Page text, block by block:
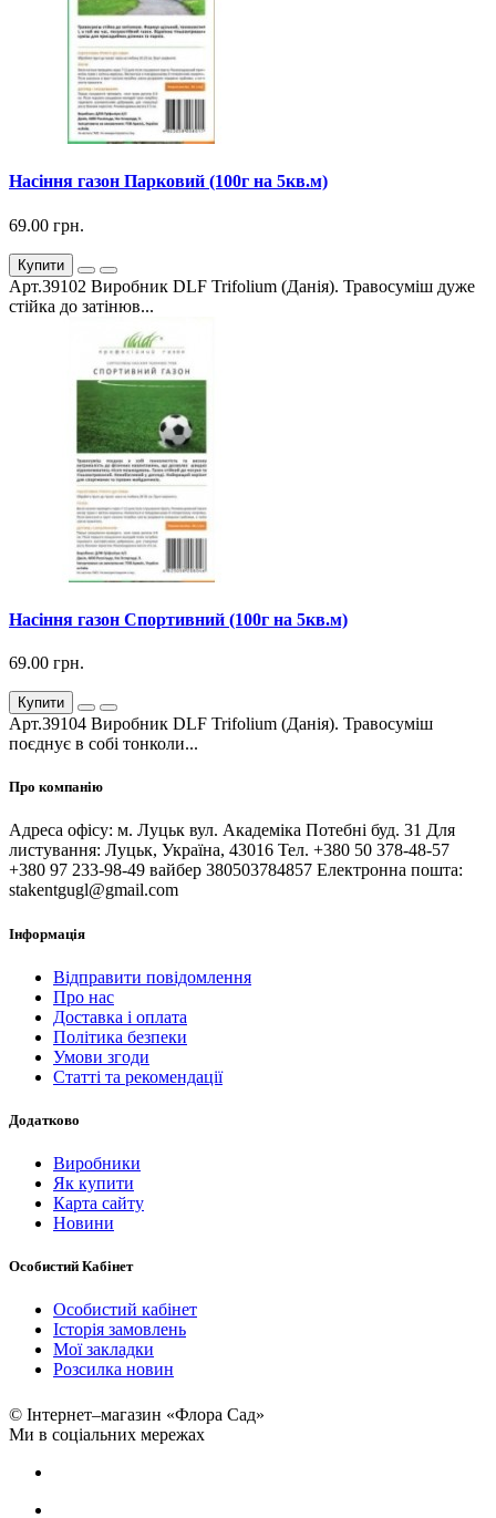
Насіння газон Парковий (100г на 5кв.м)
69.00 грн.
Купити
Арт.39102 Виробник DLF Trifolium (Данія). Травосуміш дуже
стійка до затінюв...
Насіння газон Спортивний (100г на 5кв.м)
69.00 грн.
Купити
Арт.39104 Виробник DLF Trifolium (Данія). Травосуміш
поєднує в собі тонколи...
Про компанію
Адреса офісу: м. Луцьк вул. Академіка Потебні буд. 31 Для
листування: Луцьк, Україна, 43016 Тел. +380 50 378-48-57
+380 97 233-98-49 вайбер 380503784857 Електронна пошта:
stakentgugl@gmail.com
Інформація
Відправити повідомлення
Про нас
Доставка і оплата
Політика безпеки
Умови згоди
Статті та рекомендації
Додатково
Виробники
Як купити
Карта сайту
Новини
Особистий Кабінет
Особистий кабінет
Історія замовлень
Мої закладки
Розсилка новин
© Інтернет–магазин «Флора Сад»
Ми в соціальних мережах